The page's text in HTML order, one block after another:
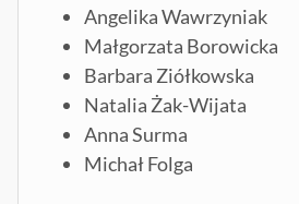
Angelika Wawrzyniak
Małgorzata Borowicka
Barbara Ziółkowska
Natalia Żak-Wijata
Anna Surma
Michał Folga